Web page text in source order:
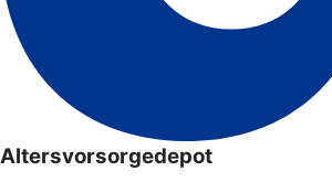
Altersvorsorgedepot